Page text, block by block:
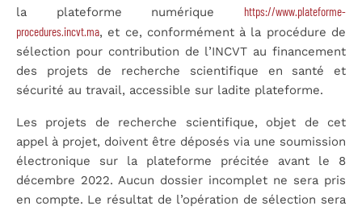
la plateforme numérique https://www.plateforme-
procedures.incvt.ma, et ce, conformément à la procédure de
sélection pour contribution de l’INCVT au financement
des projets de recherche scientifique en santé et
sécurité au travail, accessible sur ladite plateforme.
Les projets de recherche scientifique, objet de cet
appel à projet, doivent être déposés via une soumission
électronique sur la plateforme précitée avant le 8
décembre 2022. Aucun dossier incomplet ne sera pris
en compte. Le résultat de l’opération de sélection sera